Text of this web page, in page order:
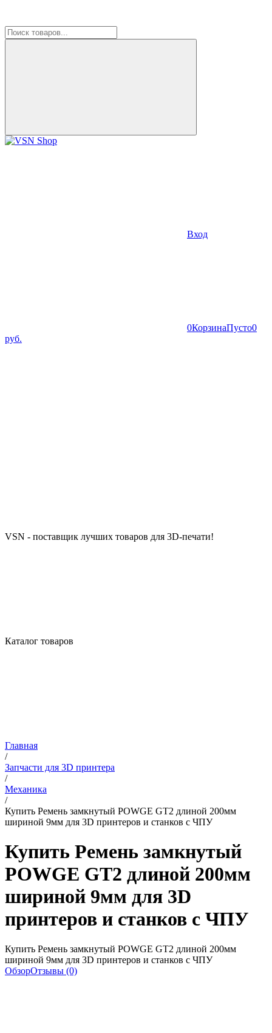
Вход
0КорзинаПусто0
руб.
VSN - поставщик лучших товаров для 3D-печати!
Каталог товаров
Главная
/
Запчасти для 3D принтера
/
Механика
/
Купить Ремень замкнутый POWGE GT2 длиной 200мм
шириной 9мм для 3D принтеров и станков с ЧПУ
Купить Ремень замкнутый
POWGE GT2 длиной 200мм
шириной 9мм для 3D
принтеров и станков с ЧПУ
Купить Ремень замкнутый POWGE GT2 длиной 200мм
шириной 9мм для 3D принтеров и станков с ЧПУ
ОбзорОтзывы (0)